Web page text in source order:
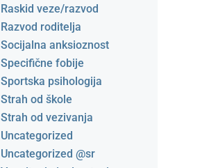
Raskid veze/razvod
Razvod roditelja
Socijalna anksioznost
Specifične fobije
Sportska psihologija
Strah od škole
Strah od vezivanja
Uncategorized
Uncategorized @sr